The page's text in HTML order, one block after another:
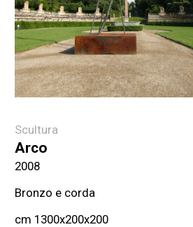
Scultura
Arco
2008
Bronzo e corda
cm 1300x200x200